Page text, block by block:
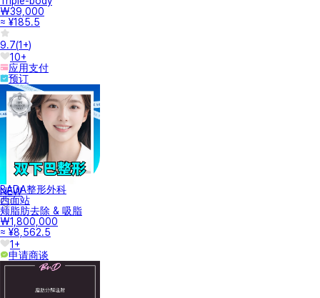
₩39,000
≈ ¥185.5
9.7(1+)
10+
应用支付
预订
NEW
BADA整形外科
西面站
颊脂肪去除 & 吸脂
₩1,800,000
≈ ¥8,562.5
1+
申请商谈